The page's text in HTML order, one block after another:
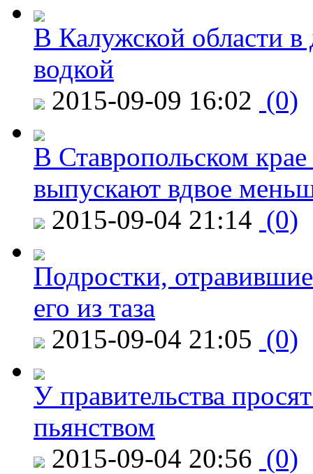
В Калужской области в
водкой
2015-09-09 16:02 (0)
В Ставропольском
выпускают вдвое
2015-09-04 21:14 (0)
Подростки,
его из таза
2015-09-04 21:05 (0)
У правительства
пьянством
2015-09-04 20:56 (0)